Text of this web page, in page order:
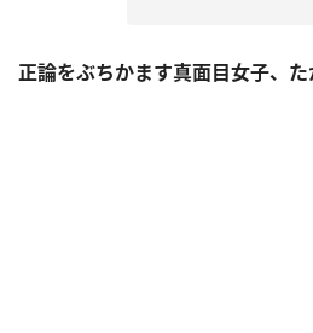
正論をぶちかます真面目女子、た